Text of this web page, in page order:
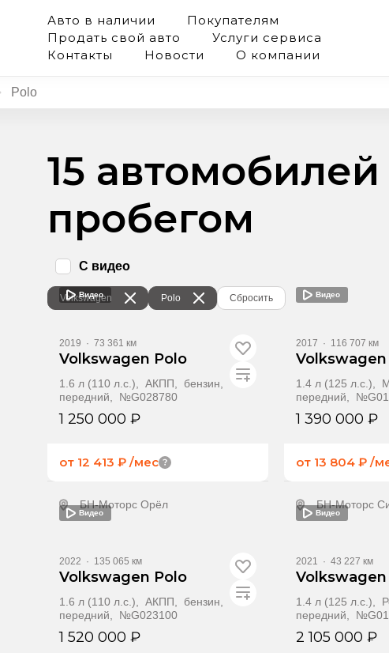
Авто в наличии
Покупателям
Продать свой авто
Услуги сервиса
Контакты
Новости О компании
Polo
15 автомобилей
пробегом
Volkswagen Polo Сбросить
С видео
Видео
2019 · 73 361 км
Volkswagen Polo
1.6 л (110 л.с.), АКПП, бензин,
передний, №G028780
1 250 000 ₽
от 12 413 ₽ /мес
БН-Моторс Орёл
Видео
2017 · 116 707 км
1.4 л (125 л.с.),
передний,
1 390 000 ₽
от 13 804 ₽ /
БН-Моторс
Видео
2022 · 135 065 км
Volkswagen Polo
1.6 л (110 л.с.), АКПП, бензин,
передний, №G023100
1 520 000 ₽
Видео
2021 · 43 227 км
1.4 л (125 л.с.),
передний,
2 105 000 ₽